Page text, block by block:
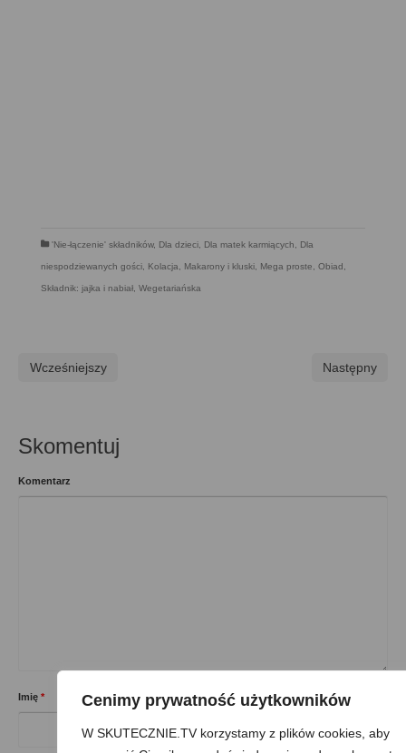
Cenimy prywatność użytkowników
W SKUTECZNIE.TV korzystamy z plików cookies, aby
'Nie-łączenie' składników, Dla dzieci, Dla matek karmiących, Dla
niespodziewanych gości, Kolacja, Makarony i kluski, Mega proste, Obiad ,
Składnik: jajka i nabiał, Wegetariańska
Wcześniejszy Następny
Skomentuj
Komentarz
Imię *